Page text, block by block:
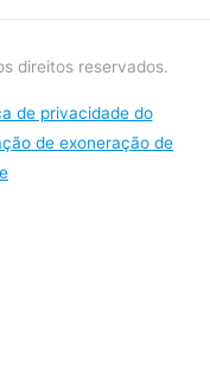
direitos reservados.
de privacidade do
de exoneração de